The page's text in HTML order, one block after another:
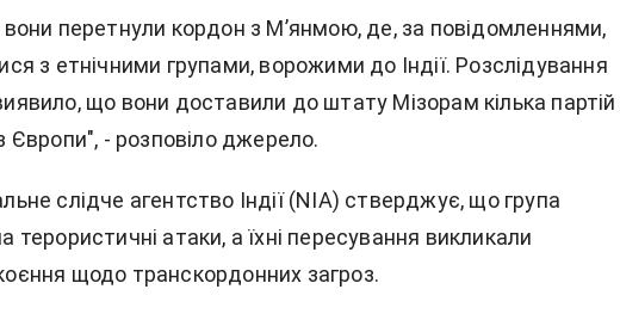
вони перетнули кордон з М’янмою, де, за повідомленнями,
з етнічними групами, ворожими до Індії. Розслідування
що вони доставили до штату Мізорам кілька партій
Європи", - розповіло джерело.
слідче агентство Індії (NIA) стверджує, що група
терористичні атаки, а їхні пересування викликали
щодо транскордонних загроз.